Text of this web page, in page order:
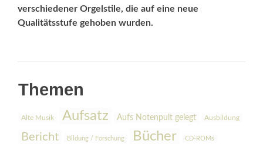
verschiedener Orgelstile, die auf eine neue
Qualitätsstufe gehoben wurden.
Themen
Alte Musik Aufsatz Aufs Notenpult gelegt Ausbildung
Bericht Bildung / Forschung Bücher CD-ROMs